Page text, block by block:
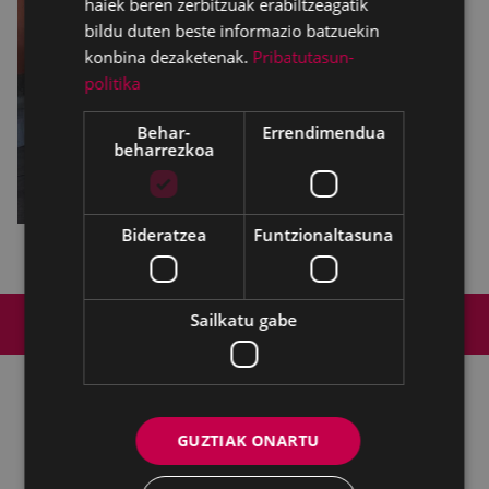
Udalaren sare sozial guztiak
Kultura - Untzaga plaza, 1 | 20600 Eibar
haiek beren zerbitzuak erabiltzeagatik
bildu duten beste informazio batzuekin
konbina dezaketenak. Pribatutasun-
politika
Behar-
beharrezkoa
Errendimendua
Bideratzea Funtzionaltasuna
Sailkatu gabe
GUZTIAK ONARTU